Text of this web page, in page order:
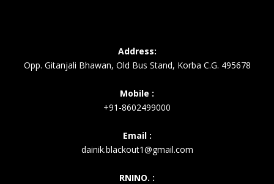
Address:
Opp. Gitanjali Bhawan, Old Bus Stand, Korba C.G. 495678
Mobile :
+91-8602499000
Email :
dainik.blackout1@gmail.com
RNINO. :